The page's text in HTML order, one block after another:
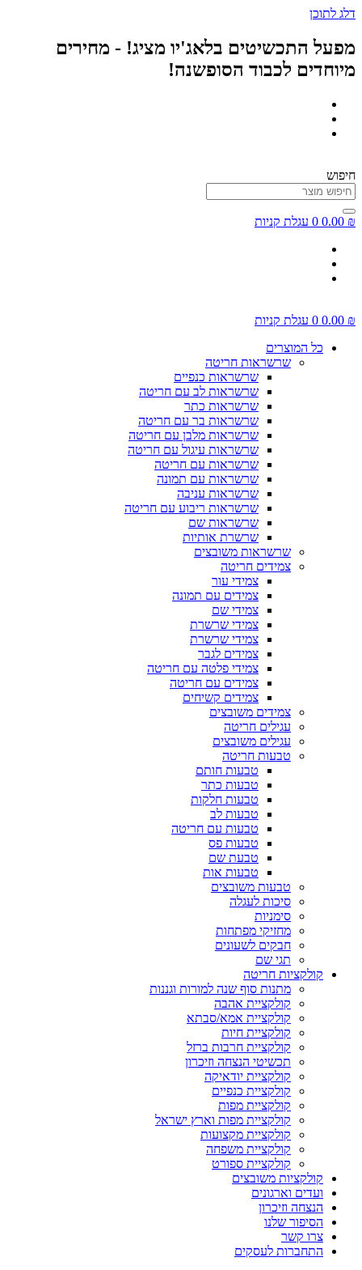
דלג לתוכן
מפעל התכשיטים בלאג'יו מציג! - מחירים
מיוחדים לכבוד הסופשנה!
חיפוש
0.00 ₪
0 עגלת קניות
0.00 ₪
0 עגלת קניות
כל המוצרים
שרשראות חריטה
שרשראות כנפיים
שרשראות לב עם חריטה
שרשראות כתר
שרשראות בר עם חריטה
שרשראות מלבן עם חריטה
שרשראות עיגול עם חריטה
שרשראות עם חריטה
שרשראות עם תמונה
שרשראות עניבה
שרשראות ריבוע עם חריטה
שרשראות שם
שרשרת אותיות
שרשראות משובצים
צמידים חריטה
צמידי עור
צמידים עם תמונה
צמידי שם
צמידי שרשרת
צמידי שרשרת
צמידים לגבר
צמידי פלטה עם חריטה
צמידים עם חריטה
צמידים קשיחים
צמידים משובצים
עגילים חריטה
עגילים משובצים
טבעות חריטה
טבעות חותם
טבעות כתר
טבעות חלקות
טבעות לב
טבעות עם חריטה
טבעות פס
טבעת שם
טבעות אות
טבעות משובצים
סיכות לעגלה
סימניות
מחזיקי מפתחות
חבקים לשעונים
תגי שם
קולקציות חריטה
מתנות סוף שנה למורות וגננות
קולקציית אהבה
קולקציית אמא/סבתא
קולקציית חיות
קולקציית חרבות ברזל
תכשיטי הנצחה וזיכרון
קולקציית יודאיקה
קולקציית כנפיים
קולקציית מפות
קולקציית מפות וארץ ישראל
קולקציית מקצועות
קולקציית משפחה
קולקציית ספורט
קולקציות משובצים
ועדים וארגונים
הנצחה וזיכרון
הסיפור שלנו
צרו קשר
התחברות לעסקים